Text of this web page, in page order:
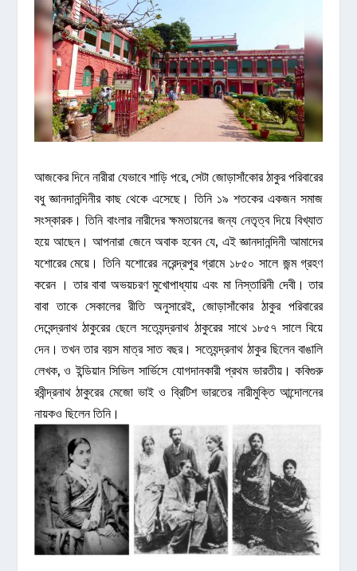
আজকের দিনে নারীরা যেভাবে শাড়ি পরে, সেটা জোড়াসাঁকোর ঠাকুর পরিবারের
বধু জ্ঞানদানন্দিনীর কাছ থেকে এসেছে। তিনি ১৯ শতকের একজন সমাজ
সংস্কারক। তিনি বাংলার নারীদের ক্ষমতায়নের জন্য নেতৃত্ব দিয়ে বিখ্যাত
হয়ে আছেন। আপনারা জেনে অবাক হবেন যে, এই জ্ঞানদানন্দিনী আমাদের
যশোরের মেয়ে। তিনি যশোরের নরেন্দ্রপুর গ্রামে ১৮৫০ সালে জন্ম গ্রহণ
করেন । তার বাবা অভয়চরণ মুখোপাধ্যায় এবং মা নিস্তারিনী দেবী। তার
বাবা তাকে সেকালের রীতি অনুসারেই, জোড়াসাঁকোর ঠাকুর পরিবারের
দেবেন্দ্রনাথ ঠাকুরের ছেলে সত্যেন্দ্রনাথ ঠাকুরের সাথে ১৮৫৭ সালে বিয়ে
দেন। তখন তার বয়স মাত্র সাত বছর। সত্যেন্দ্রনাথ ঠাকুর ছিলেন বাঙালি
লেখক, ও ইন্ডিয়ান সিভিল সার্ভিসে যোগদানকারী প্রথম ভারতীয়। কবিগুরু
রবীন্দ্রনাথ ঠাকুরের মেজো ভাই ও ব্রিটিশ ভারতের নারীমুক্তি আন্দোলনের
নায়কও ছিলেন তিনি।